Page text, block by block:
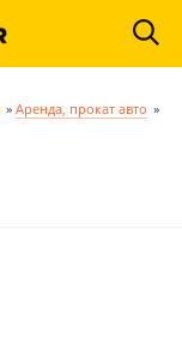
» Аренда, прокат авто »